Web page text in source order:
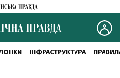
ІНФРАСТРУКТУРА